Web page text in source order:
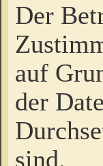
Der
auf
der
sind.